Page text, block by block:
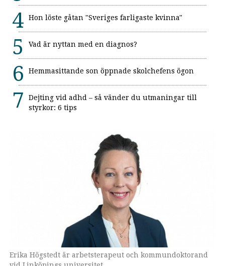
Hon löste gåtan "Sveriges farligaste kvinna"
Vad är nyttan med en diagnos?
Hemmasittande son öppnade skolchefens ögon
Dejting vid adhd – så vänder du utmaningar till
styrkor: 6 tips
Erika Högstedt är arbetsterapeut och kommundoktorand